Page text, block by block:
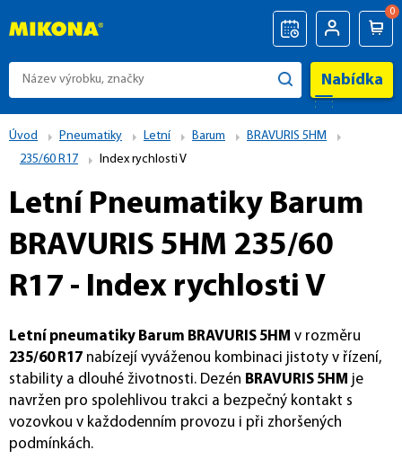
0
Nabídka
Úvod Pneumatiky Letní Barum
BRAVURIS 5HM
235/60 R17
Index rychlosti V
Letní Pneumatiky Barum
BRAVURIS 5HM 235/60
R17 - Index rychlosti V
Letní pneumatiky Barum BRAVURIS 5HM v rozměru
235/60 R17 nabízejí vyváženou kombinaci jistoty v řízení,
stability a dlouhé životnosti. Dezén BRAVURIS 5HM je
navržen pro spolehlivou trakci a bezpečný kontakt s
vozovkou v každodenním provozu i při zhoršených
podmínkách.